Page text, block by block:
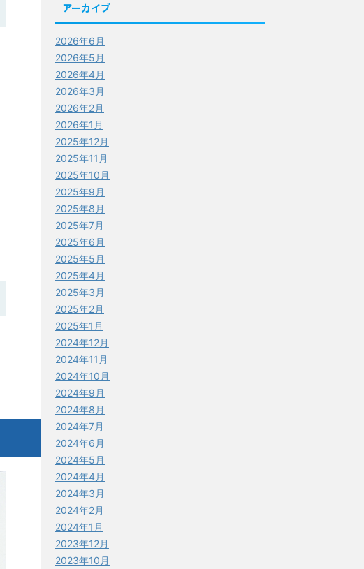
アーカイブ
2026年6月
2026年5月
2026年4月
2026年3月
2026年2月
2026年1月
2025年12月
2025年11月
2025年10月
2025年9月
2025年8月
2025年7月
2025年6月
2025年5月
2025年4月
2025年3月
2025年2月
2025年1月
2024年12月
2024年11月
2024年10月
2024年9月
2024年8月
2024年7月
2024年6月
2024年5月
2024年4月
2024年3月
2024年2月
2024年1月
2023年12月
2023年10月